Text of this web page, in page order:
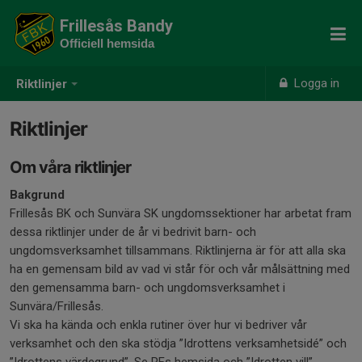
Riktlinjer Logga in
Frillesås Bandy
Officiell hemsida
Riktlinjer
Om våra riktlinjer
Bakgrund
Frillesås BK och Sunvära SK ungdomssektioner har arbetat fram
dessa riktlinjer under de år vi bedrivit barn- och
ungdomsverksamhet tillsammans. Riktlinjerna är för att alla ska
ha en gemensam bild av vad vi står för och vår målsättning med
den gemensamma barn- och ungdomsverksamhet i
Sunvära/Frillesås.
Vi ska ha kända och enkla rutiner över hur vi bedriver vår
verksamhet och den ska stödja ”Idrottens verksamhetsidé” och